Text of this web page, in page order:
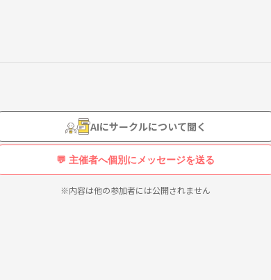
AIにサークルについて聞く
💬 主催者へ個別にメッセージを送る
※内容は他の参加者には公開されません